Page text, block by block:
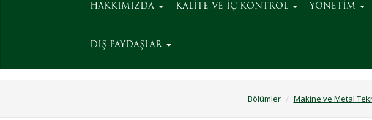
HAKKIMIZDA KALİTE VE İÇ KONTROL YÖNETİM
DIŞ PAYDAŞLAR
Bölümler Makine ve Metal